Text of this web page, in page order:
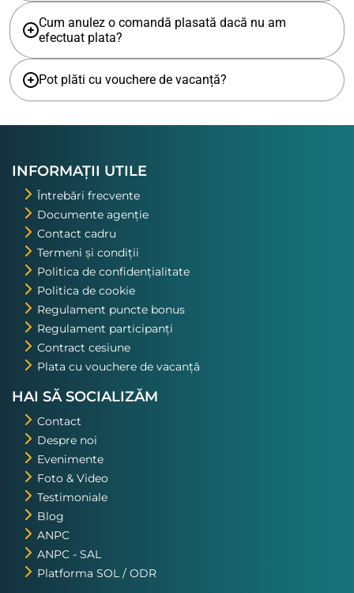
Cum anulez o comandă plasată dacă nu am
efectuat plata?
Pot plăti cu vouchere de vacanță?
INFORMAȚII UTILE
Întrebări frecvente
Documente agenție
Contact cadru
Termeni și condiții
Politica de confidențialitate
Politica de cookie
Regulament puncte bonus
Regulament participanți
Contract cesiune
Plata cu vouchere de vacanță
HAI SĂ SOCIALIZĂM
Contact
Despre noi
Evenimente
Foto & Video
Testimoniale
Blog
ANPC
ANPC - SAL
Platforma SOL / ODR